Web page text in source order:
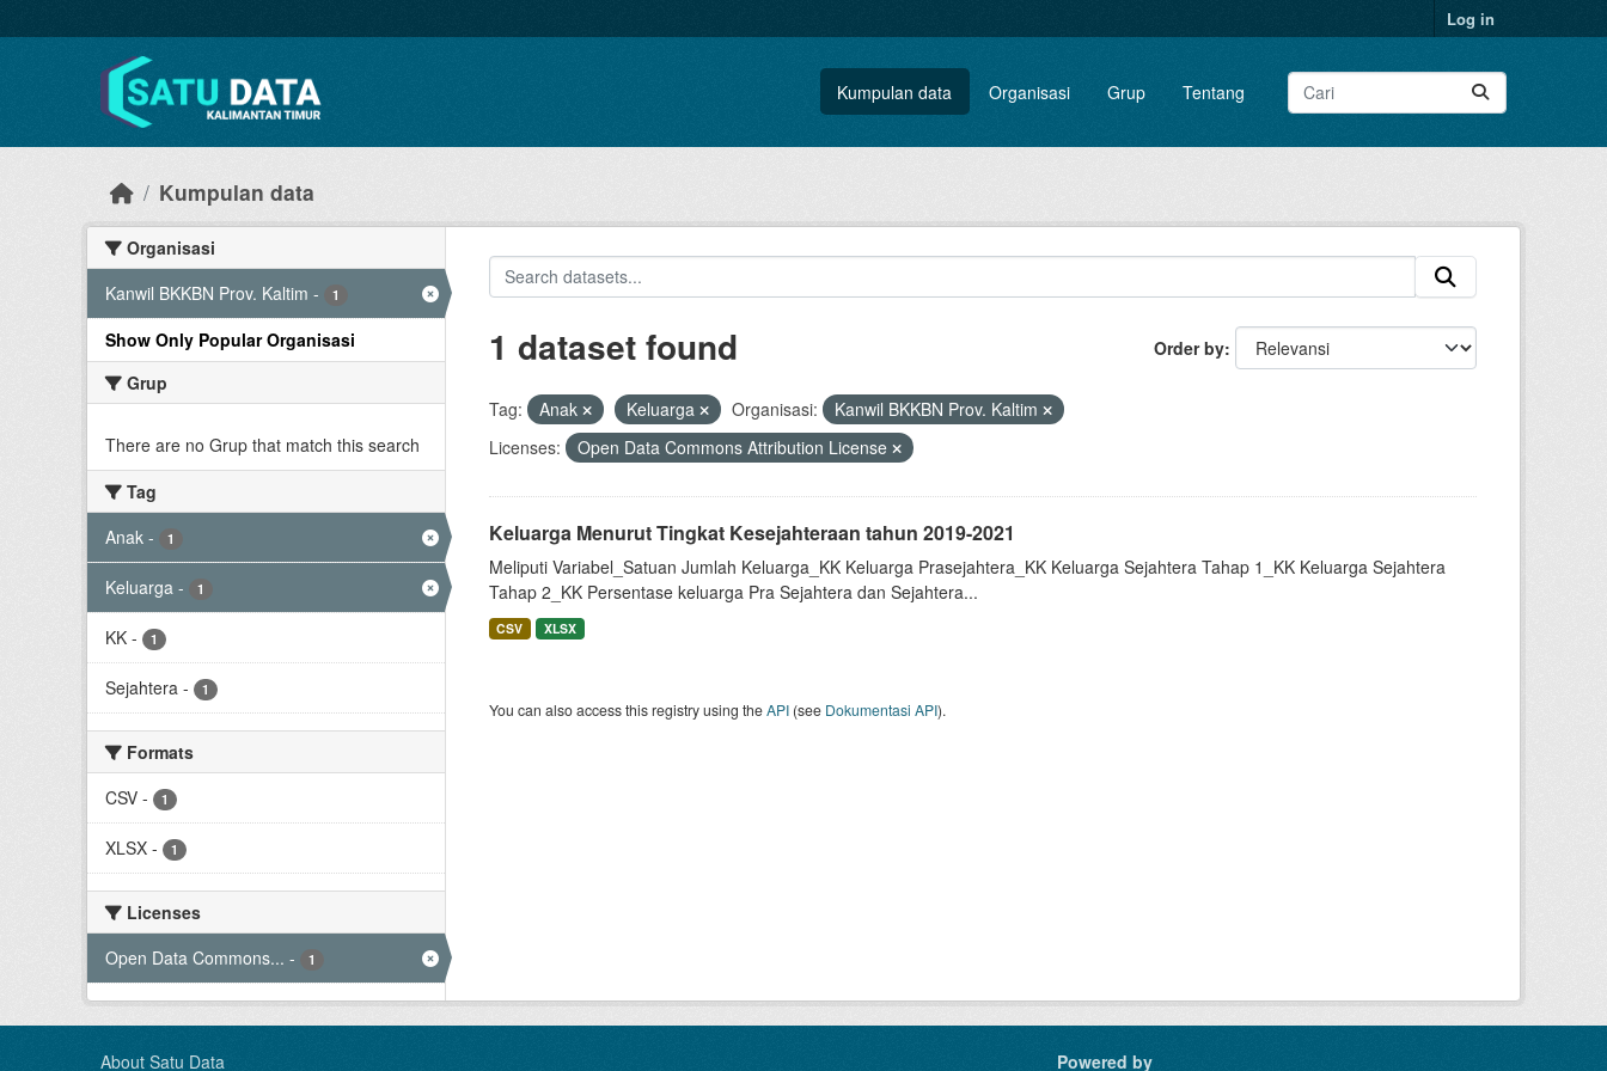
Log in
Kumpulan data Organisasi Grup Tentang
Kumpulan data
Organisasi
Kanwil BKKBN Prov. Kaltim - 1
Show Only Popular Organisasi
Grup
There are no Grup that match this search
Tag
Anak - 1
Keluarga - 1
KK - 1
Sejahtera - 1
Formats
CSV - 1
XLSX - 1
Licenses
Open Data Commons... - 1
Order by
1 dataset found
Tag: Anak Keluarga Organisasi:
Kanwil BKKBN Prov. Kaltim
Licenses:
Open Data Commons Attribution License
Keluarga Menurut Tingkat Kesejahteraan tahun 2019-2021
Meliputi Variabel_Satuan Jumlah Keluarga_KK Keluarga Prasejahtera_KK Keluarga Sejahtera Tahap 1_KK Keluarga Sejahtera
Tahap 2_KK Persentase keluarga Pra Sejahtera dan Sejahtera...
CSV XLSX
You can also access this registry using theAPI(see Dokumentasi API).
About Satu Data Powered by